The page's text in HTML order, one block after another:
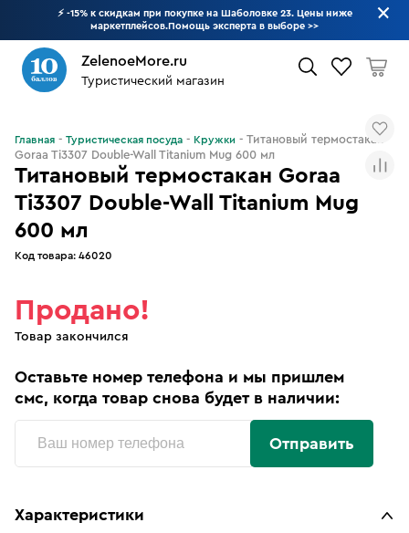
⚡ -15% к скидкам при покупке на Шаболовке 23. Цены ниже
маркетплейсов.Помощь эксперта в выборе >>
ZelenoeMore.ru
Туристический магазин
Титановый термостакан Goraa
Ti3307 Double-Wall Titanium Mug
600 мл
Код товара: 46020
Главная Туристическая посуда Кружки
Титановый термостакан
Goraa Ti3307 Double-Wall Titanium Mug 600 мл
Продано!
Товар закончился
Оставьте номер телефона и мы пришлем
смс, когда товар снова будет в наличии:
Отправить
Характеристики